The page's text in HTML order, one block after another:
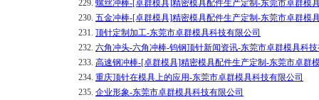
229. 螺丝冲棒-[卓群模具]精密模具配件生产定制-东莞市卓群模
230. 五金冲棒-[卓群模具]精密模具配件生产定制-东莞市卓群模
231. 顶针定制加工-东莞市卓群模具科技有限公司
232. 六角冲头-六角冲棒-钨钢顶针新闻资讯-东莞市卓群模具科
233. 高速钢冲棒-[卓群模具]精密模具配件生产定制-东莞市卓群
234. 重庆顶针在模具上的应用-东莞市卓群模具科技有限公司
235. 企业形象-东莞市卓群模具科技有限公司